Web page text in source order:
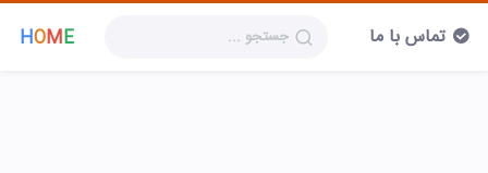
HOME تماس با ما